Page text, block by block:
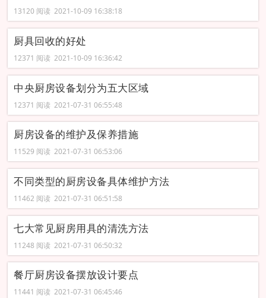
13120 阅读 2021-10-09 16:38:18
厨具回收的好处
12371 阅读 2021-10-09 16:36:42
中央厨房设备划分为五大区域
12371 阅读 2021-07-31 06:55:48
厨房设备的维护及保养措施
11529 阅读 2021-07-31 06:53:06
不同类型的厨房设备具体维护方法
11462 阅读 2021-07-31 06:51:58
七大常见厨房用具的清洗方法
11248 阅读 2021-07-31 06:50:32
餐厅厨房设备摆放设计要点
11441 阅读 2021-07-31 06:45:46